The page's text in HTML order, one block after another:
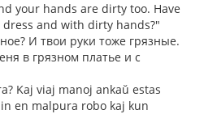
your hands are dirty too. Have
and with dirty hands?"
И твои руки тоже грязные.
в грязном платье и с
Kaj viaj manoj ankaŭ estas
en malpura robo kaj kun